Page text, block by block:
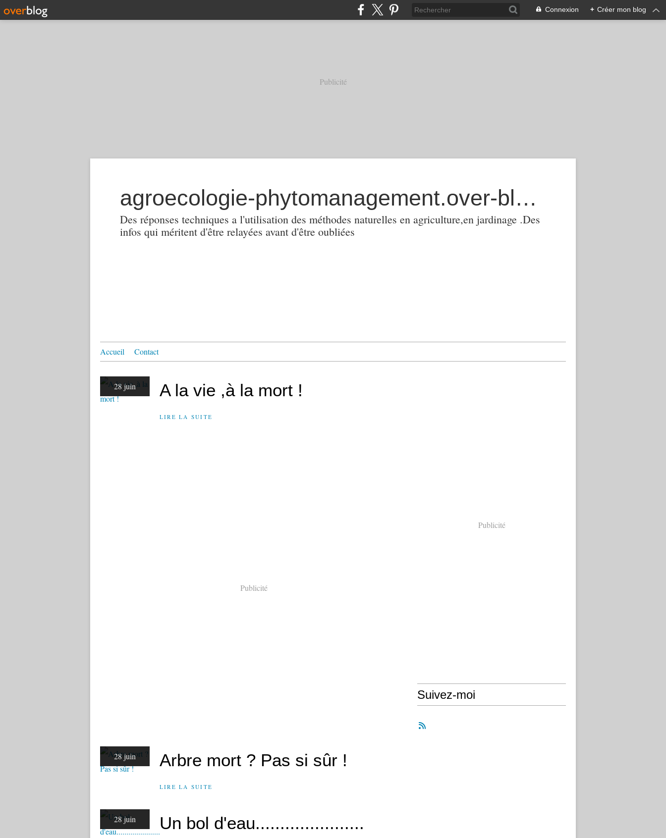
Connexion + Créer mon blog
Publicité
agroecologie-phytomanagement.over-blog.com
Des réponses techniques a l'utilisation des méthodes naturelles en agriculture,en jardinage .Des
infos qui méritent d'être relayées avant d'être oubliées
Accueil Contact
28 juin A la vie ,à la mort !
LIRE LA SUITE
Publicité
28 juin Arbre mort ? Pas si sûr !
LIRE LA SUITE
28 juin Un bol d'eau......................
Publicité
Suivez-moi